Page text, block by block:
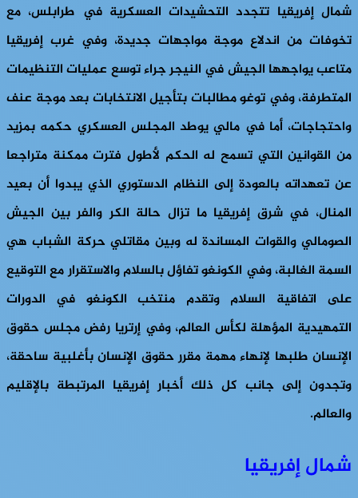
شمال إفريقيا تتجدد التحشيدات العسكرية في طرابلس، مع
تخوفات من اندلاع موجة مواجهات جديدة، وفي غرب إفريقيا
متاعب يواجهها الجيش في النيجر جراء توسع عمليات التنظيمات
المتطرفة، وفي توغو مطالبات بتأجيل الانتخابات بعد موجة عنف
واحتجاجات، أما في مالي يوطد المجلس العسكري حكمه بمزيد
من القوانين التي تسمح له الحكم لأطول فترت ممكنة متراجعا
عن تعهداته بالعودة إلى النظام الدستوري الذي يبدوا أن بعيد
المنال، في شرق إفريقيا ما تزال حالة الكر والفر بين الجيش
الصومالي والقوات المساندة له وبين مقاتلي حركة الشباب هي
السمة الغالبة، وفي الكونغو تفاؤل بالسلام والاستقرار مع التوقيع
على اتفاقية السلام وتقدم منتخب الكونغو في الدورات
التمهيدية المؤهلة لكأس العالم، وفي إرتريا رفض مجلس حقوق
الإنسان طلبها لإنهاء مهمة مقرر حقوق الإنسان بأغلبية ساحقة،
وتجدون إلى جانب كل ذلك أخبار إفريقيا المرتبطة بالإقليم
والعالم.
شمال إفريقيا